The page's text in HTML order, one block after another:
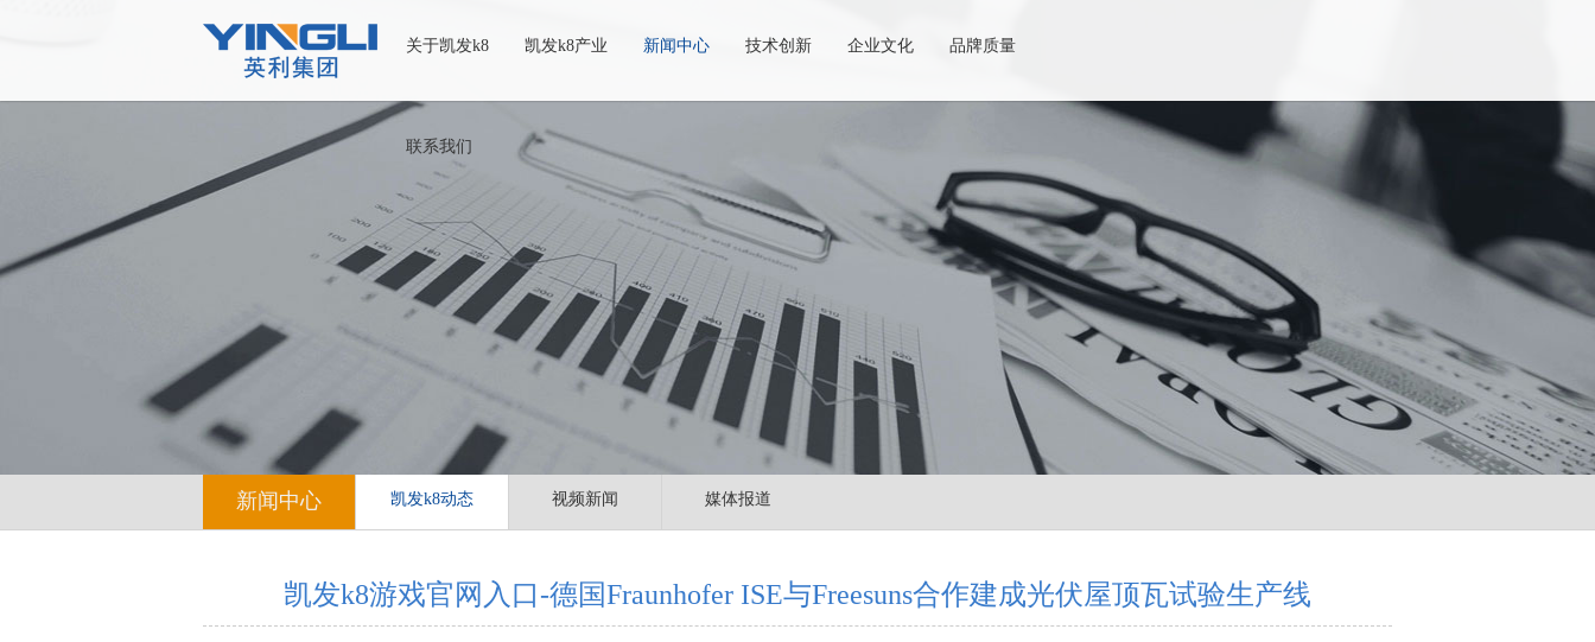
关于凯发k8 凯发k8产业 新闻中心 技术创新 企业文化 品牌质量
联系我们
新闻中心 凯发k8动态 视频新闻 媒体报道
凯发k8游戏官网入口-德国Fraunhofer ISE与Freesuns合作建成光伏屋顶瓦试验生产线